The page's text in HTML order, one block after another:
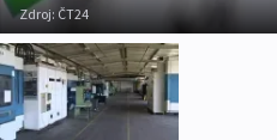
Zdroj: ČT24